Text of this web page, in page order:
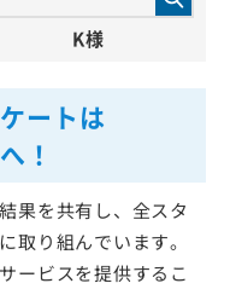
ートは
！
果を共有し、全スタ
取り組んでいます。
ービスを提供するこ
K様